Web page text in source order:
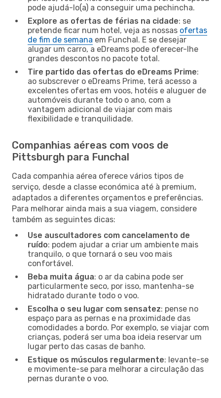
pode ajudá-lo(a) a conseguir uma pechincha.
Explore as ofertas de férias na cidade: se
pretende ficar num hotel, veja as nossas ofertas
de fim de semana em Funchal. E se desejar
alugar um carro, a eDreams pode oferecer-lhe
grandes descontos no pacote total.
Tire partido das ofertas do eDreams Prime:
ao subscrever o eDreams Prime, terá acesso a
excelentes ofertas em voos, hotéis e aluguer de
automóveis durante todo o ano, com a
vantagem adicional de viajar com mais
flexibilidade e tranquilidade.
Companhias aéreas com voos de
Pittsburgh para Funchal
Cada companhia aérea oferece vários tipos de
serviço, desde a classe económica até à premium,
adaptados a diferentes orçamentos e preferências.
Para melhorar ainda mais a sua viagem, considere
também as seguintes dicas:
Use auscultadores com cancelamento de
ruído: podem ajudar a criar um ambiente mais
tranquilo, o que tornará o seu voo mais
confortável.
Beba muita água: o ar da cabina pode ser
particularmente seco, por isso, mantenha-se
hidratado durante todo o voo.
Escolha o seu lugar com sensatez: pense no
espaço para as pernas e na proximidade das
comodidades a bordo. Por exemplo, se viajar com
crianças, poderá ser uma boa ideia reservar um
lugar perto das casas de banho.
Estique os músculos regularmente: levante-se
e movimente-se para melhorar a circulação das
pernas durante o voo.